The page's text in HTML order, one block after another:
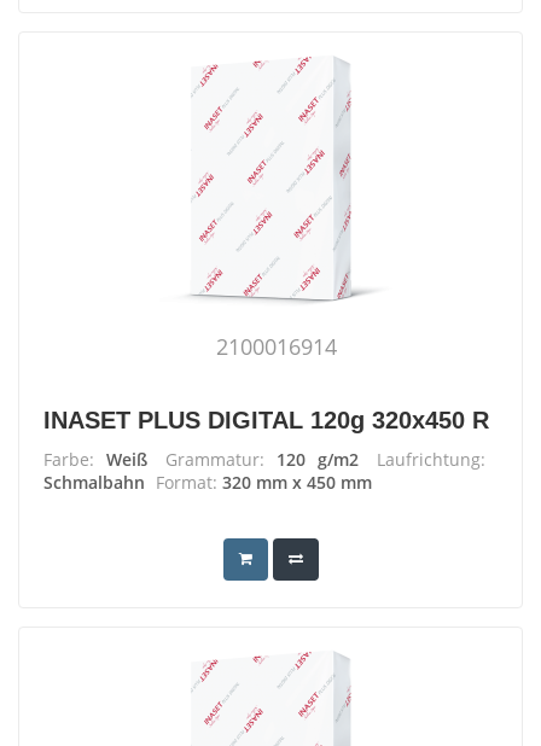
2100016914
INASET PLUS DIGITAL 120g 320x450 R
Farbe: Weiß Grammatur: 120 g/m2
Laufrichtung:
Schmalbahn Format: 320 mm x 450 mm